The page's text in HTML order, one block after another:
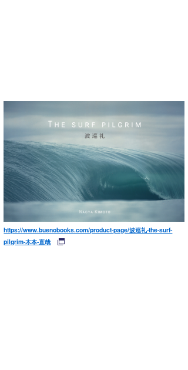
https://www.buenobooks.com/product-page/波巡礼-the-surf-
pilgrim-木本-直哉